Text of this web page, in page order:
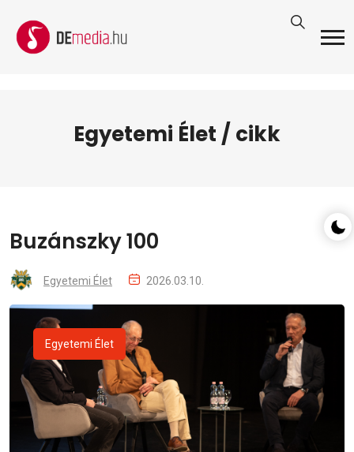
Egyetemi Élet / cikk
Buzánszky 100
Egyetemi Élet 2026.03.10.
Egyetemi Élet